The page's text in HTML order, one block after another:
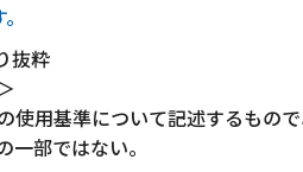
抜粋
使用基準について記述するもの
部ではない。